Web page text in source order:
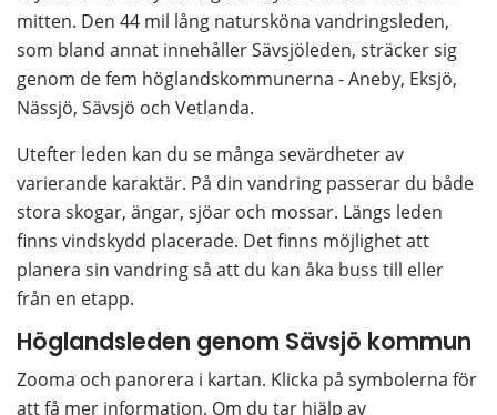
mitten. Den 44 mil lång natursköna vandringsleden,
som bland annat innehåller Sävsjöleden, sträcker sig
genom de fem höglandskommunerna - Aneby, Eksjö,
Nässjö, Sävsjö och Vetlanda.
Utefter leden kan du se många sevärdheter av
varierande karaktär. På din vandring passerar du både
stora skogar, ängar, sjöar och mossar. Längs leden
finns vindskydd placerade. Det finns möjlighet att
planera sin vandring så att du kan åka buss till eller
från en etapp.
Höglandsleden genom Sävsjö kommun
Zooma och panorera i kartan. Klicka på symbolerna för
att få mer information. Om du tar hjälp av